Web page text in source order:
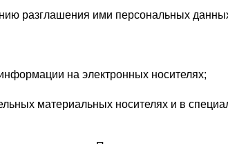
разглашения ими персональных
на электронных носителях;
материальных носителях и в